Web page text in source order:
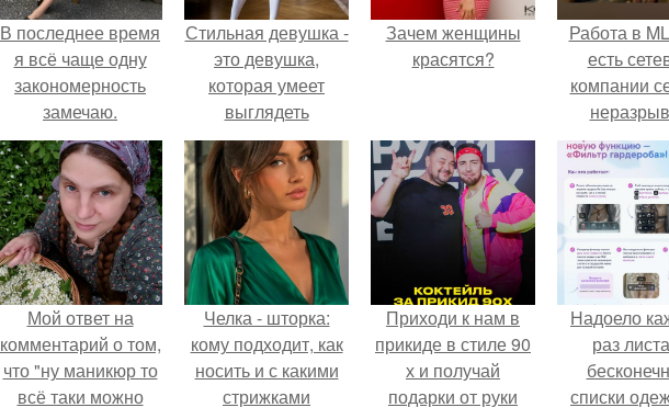
В последнее время
я всё чаще одну
закономерность
замечаю.
Стильная девушка -
это девушка,
которая умеет
выглядеть
привлекательно и
элегантно в любои
ситуации.
Зачем женщины
красятся?
Работа в
есть
компании
связана с
своего
своей
соц
Мой ответ на
комментарий о том,
что "ну маникюр то
всё таки можно
Челка - шторка:
кому подходит, как
носить и с какими
стрижками
Приходи к нам в
прикиде в стиле 90
х и получай
подарки от руки
Надоело
раз
списки